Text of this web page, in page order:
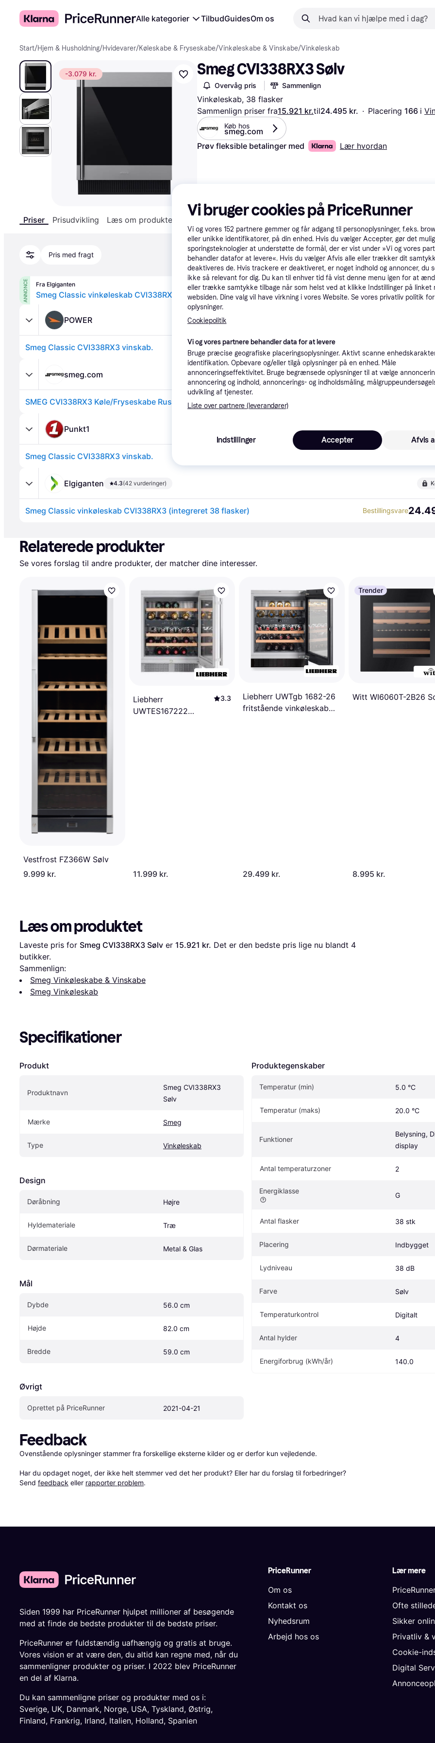
Alle kategorier TilbudGuidesOm os
Start/Hjem & Husholdning/Hvidevarer/Køleskabe & Fryseskabe/Vinkøleskabe & Vinskabe/Vinkøleskab
-3.079 kr. Smeg CVI338RX3 Sølv
Overvåg pris Sammenlign
Vinkøleskab, 38 flasker
Sammenlign priser fra15.921 kr.til24.495 kr. · Placering 166 i
Køb hos
smeg.com
Prøv fleksible betalinger med
Lær hvordan
Priser Prisudvikling Læs om produktet Specifikationer
Pris med fragt
ANNONCE Fra Elgiganten
Smeg Classic vinkøleskab CVI338RX3 (integreret 38 flasker) Bestillingsvare
POWER
Smeg Classic CVI338RX3 vinskab. Laveste pris ·Bestillingsvare
smeg.com
SMEG CVI338RX3 Køle/Fryseskabe Rustfrit stål
Punkt1
Smeg Classic CVI338RX3 vinskab.
Elgiganten 4.3(42 vurderinger)
Smeg Classic vinkøleskab CVI338RX3 (integreret 38 flasker) Bestillingsvare
Relaterede produkter
Se vores forslag til andre produkter, der matcher dine interesser.
Vestfrost FZ366W Sølv
9.999 kr.
Liebherr
UWTES167222
3.3
11.999 kr.
Liebherr UWTgb 1682-26
fritstående vinkøleskab
29.499 kr.
Trender
Witt WI6060T-2B26
8.995 kr.
Læs om produktet
Laveste pris for Smeg CVI338RX3 Sølv er 15.921 kr. Det er den bedste pris lige nu blandt 4
butikker.
Sammenlign:
Smeg Vinkøleskabe & Vinskabe
Smeg Vinkøleskab
Specifikationer
Produkt
Produktnavn
Smeg CVI338RX3
Sølv
Mærke Smeg
Type Vinkøleskab
Design
Døråbning Højre
Hyldemateriale Træ
Dørmateriale Metal & Glas
Mål
Dybde 56.0 cm
Højde 82.0 cm
Bredde 59.0 cm
Øvrigt
Oprettet på PriceRunner 2021-04-21
Produktegenskaber
Temperatur (min) 5.0 °C
Temperatur (maks) 20.0 °C
Funktioner
Belysning,
display
Antal temperaturzoner 2
Energiklasse
G
Antal flasker 38 stk
Placering Indbygget
Lydniveau 38 dB
Farve Sølv
Temperaturkontrol Digitalt
Antal hylder 4
Energiforbrug (kWh/år) 140.0
Feedback
Ovenstående oplysninger stammer fra forskellige eksterne kilder og er derfor kun vejledende.
Har du opdaget noget, der ikke helt stemmer ved det her produkt? Eller har du forslag til forbedringer?
Send feedback eller rapporter problem.
PriceRunner
Om os
Kontakt os
Nyhedsrum
Arbejd hos os
Lær mere
Ofte
Sikker
Privatliv &
Cookie-
Digital
Siden 1999 har PriceRunner hjulpet millioner af besøgende
med at finde de bedste produkter til de bedste priser.
PriceRunner er fuldstændig uafhængig og gratis at bruge.
Vores vision er at være den, du altid kan regne med, når du
sammenligner produkter og priser. I 2022 blev PriceRunner
en del af Klarna.
Du kan sammenligne priser og produkter med os i:
Sverige, UK, Danmark, Norge, USA, Tyskland, Østrig,
Finland, Frankrig, Irland, Italien, Holland, Spanien
Vi bruger cookies på PriceRunner
Vi og vores 152 partnere gemmer og får adgang til personoplysninger, f.eks.
eller unikke identifikatorer, på din enhed. Hvis du vælger Accepter, gør det
sporingsteknologier at understøtte de formål, der er vist under »Vi og vores
behandler datafor at levere«. Hvis du vælger Afvis alle eller trækker dit
deaktiveres de. Hvis trackere er deaktiveret, er noget indhold og annoncer, du
ikke så relevant for dig. Du kan til enhver tid få vist denne menu igen for at
eller trække samtykke tilbage når som helst ved at klikke Indstillinger på linket
websiden. Dine valg vil have virkning i vores Website. Se vores privatliv politik
oplysninger.
Cookiepolitik
Vi og vores partnere behandler data for at levere
Bruge præcise geografiske placeringsoplysninger. Aktivt scanne
identifikation. Opbevare og/eller tilgå oplysninger på en enhed. Måle
annonceringseffektivitet. Bruge begrænsede oplysninger til at vælge
annoncering og indhold, annoncerings- og indholdsmåling,
udvikling af tjenester.
Liste over partnere (leverandører)
Indstillinger Afvis
Accepter